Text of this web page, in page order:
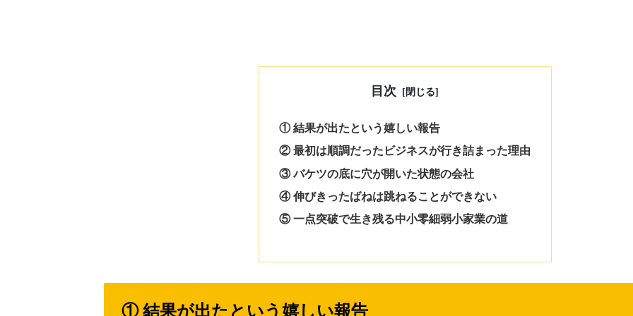
目次
① 結果が出たという嬉しい報告
② 最初は順調だったビジネスが行き詰まった理由
③ バケツの底に穴が開いた状態の会社
④ 伸びきったばねは跳ねることができない
⑤ 一点突破で生き残る中小零細弱小家業の道
① 結果が出たという嬉しい報告